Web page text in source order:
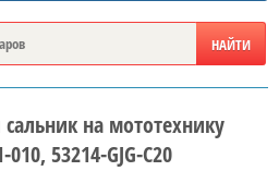
на мототехнику
53214-GJG-C20